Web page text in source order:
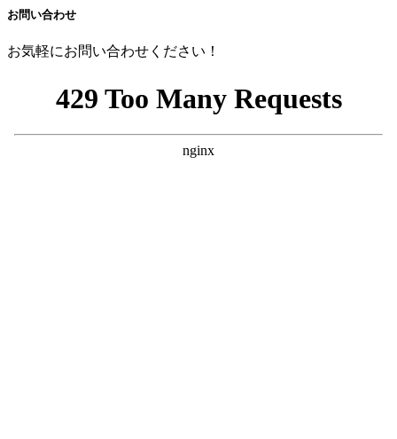
お問い合わせ
お気軽にお問い合わせください！